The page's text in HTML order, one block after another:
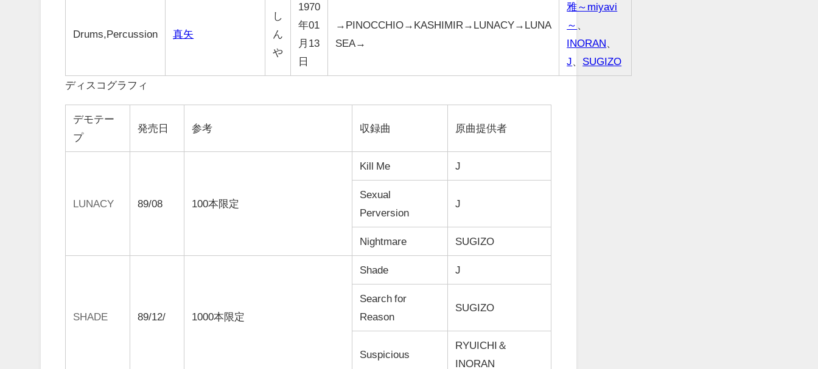
Drums,Percussion 真矢
し
ん
や
1970
年01
月13
日
→PINOCCHIO→KASHIMIR→LUNACY→LUNA
SEA→
雅～miyavi
～
INORAN
J
SUGIZO
ディスコグラフィ
デモテー
プ
発売日 参考 収録曲 原曲提供者
LUNACY 89/08 100本限定
Kill Me J
Sexual
Perversion
J
Nightmare SUGIZO
SHADE 89/12/ 1000本限定
Shade J
Search for
Reason
SUGIZO
Suspicious
RYUICHI＆
INORAN